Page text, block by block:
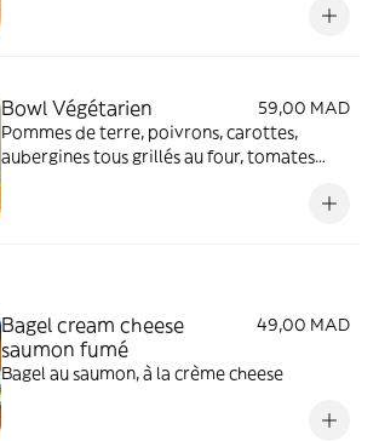
Bowl Végétarien
59,00 MAD
Pommes de terre, poivrons, carottes,
aubergines tous grillés au four, tomates
Bagel cream cheese
saumon fumé
49,00 MAD
Bagel au saumon, à la crème cheese